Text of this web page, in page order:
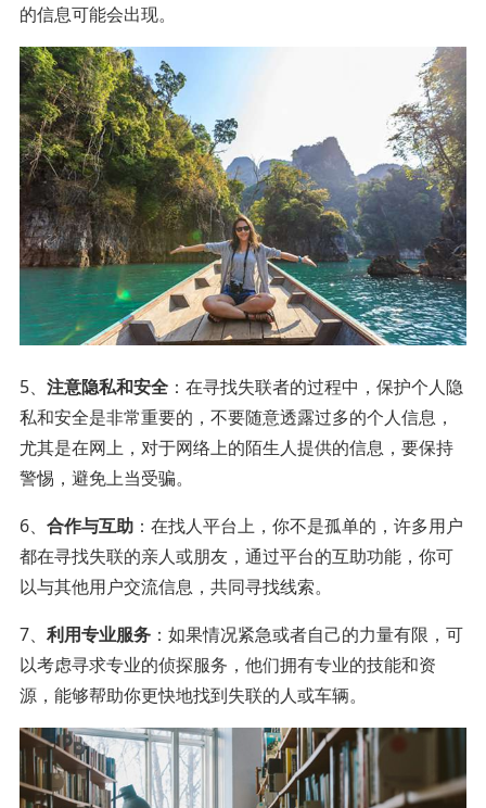
的信息可能会出现。
5、 注意隐私和安全：在寻找失联者的过程中，保护个人隐
私和安全是非常重要的，不要随意透露过多的个人信息，
尤其是在网上，对于网络上的陌生人提供的信息，要保持
警惕，避免上当受骗。
6、 合作与互助：在找人平台上，你不是孤单的，许多用户
都在寻找失联的亲人或朋友，通过平台的互助功能，你可
以与其他用户交流信息，共同寻找线索。
7、 利用专业服务：如果情况紧急或者自己的力量有限，可
以考虑寻求专业的侦探服务，他们拥有专业的技能和资
源，能够帮助你更快地找到失联的人或车辆。